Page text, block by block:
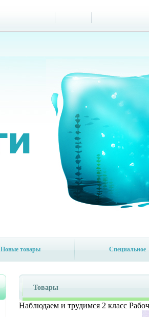
Новые товары Специальное
Товары
Наблюдаем и трудимся 2 класс